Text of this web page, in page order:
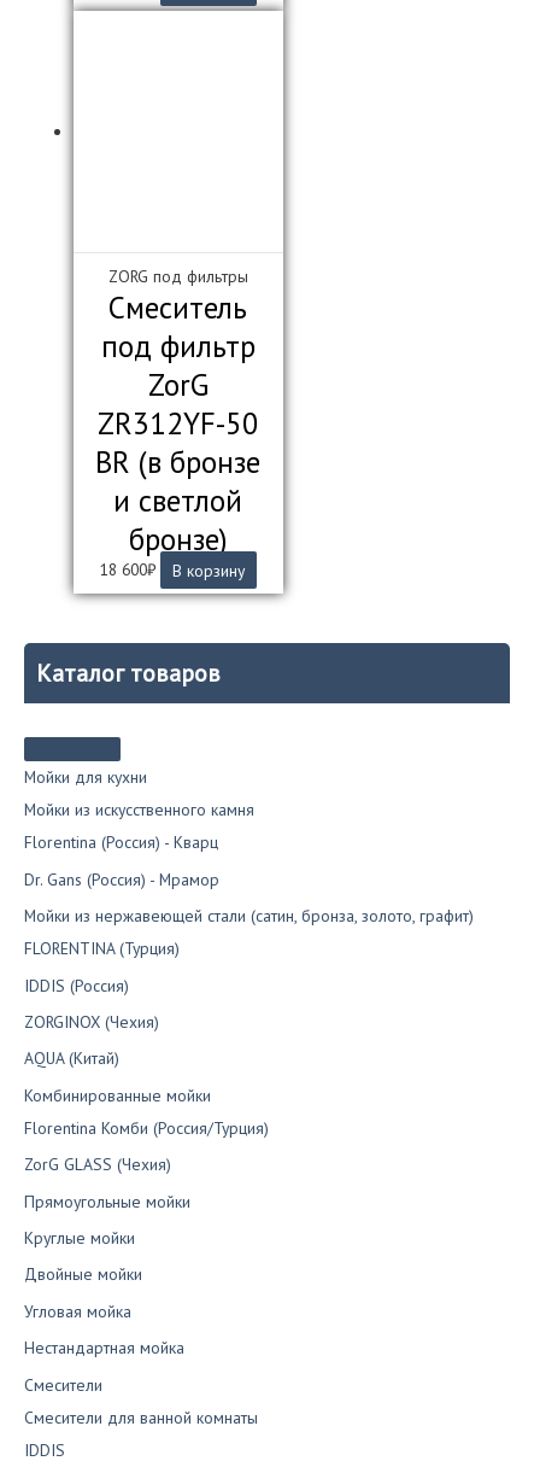
Каталог товаров
Мойки для кухни
Мойки из искусственного камня
Florentina (Россия) - Кварц
Dr. Gans (Россия) - Мрамор
Мойки из нержавеющей стали (сатин, бронза, золото, графит)
FLORENTINA (Турция)
IDDIS (Россия)
ZORGINOX (Чехия)
AQUA (Китай)
Комбинированные мойки
Florentina Комби (Россия/Турция)
ZorG GLASS (Чехия)
Прямоугольные мойки
Круглые мойки
Двойные мойки
Угловая мойка
Нестандартная мойка
Смесители
Смесители для ванной комнаты
IDDIS
ZORG под фильтры
Смеситель
под фильтр
ZorG
ZR312YF-50
BR (в бронзе
и светлой
бронзе)
18 600₽ В корзину